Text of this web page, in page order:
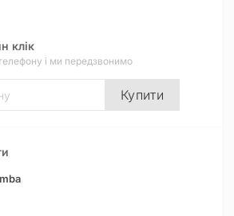
клік
і ми передзвонимо
Купити